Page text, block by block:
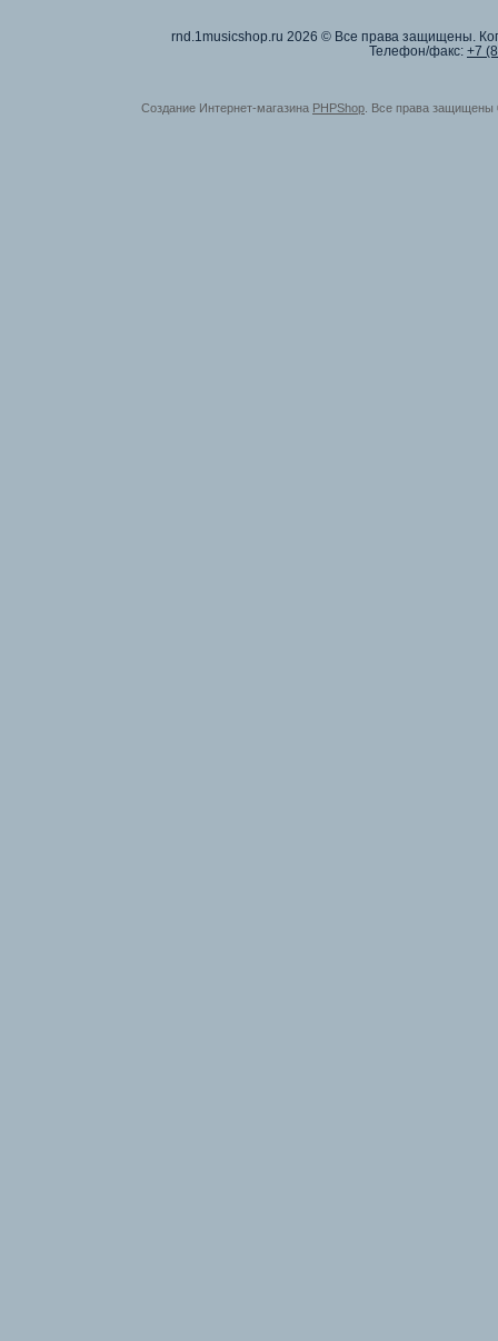
rnd.1musicshop.ru 2026 © Все права защищены.
Телефон/факс: +7
Создание Интернет-магазина PHPShop . Все права защищены